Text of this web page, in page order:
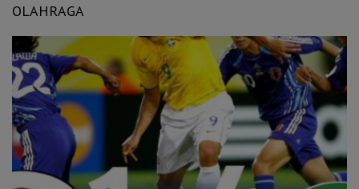
OLAHRAGA